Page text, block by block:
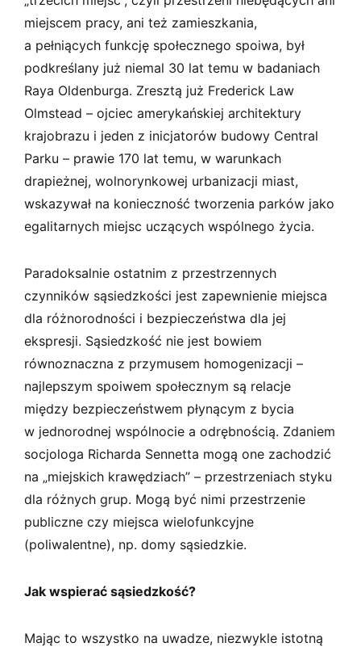
miejscem pracy, ani też zamieszkania,
a pełniących funkcję społecznego spoiwa, był
podkreślany już niemal 30 lat temu w badaniach
Raya Oldenburga. Zresztą już Frederick Law
Olmstead – ojciec amerykańskiej architektury
krajobrazu i jeden z inicjatorów budowy Central
Parku – prawie 170 lat temu, w warunkach
drapieżnej, wolnorynkowej urbanizacji miast,
wskazywał na konieczność tworzenia parków jako
egalitarnych miejsc uczących wspólnego życia.
Paradoksalnie ostatnim z przestrzennych
czynników sąsiedzkości jest zapewnienie miejsca
dla różnorodności i bezpieczeństwa dla jej
ekspresji. Sąsiedzkość nie jest bowiem
równoznaczna z przymusem homogenizacji –
najlepszym spoiwem społecznym są relacje
między bezpieczeństwem płynącym z bycia
w jednorodnej wspólnocie a odrębnością. Zdaniem
socjologa Richarda Sennetta mogą one zachodzić
na „miejskich krawędziach” – przestrzeniach styku
dla różnych grup. Mogą być nimi przestrzenie
publiczne czy miejsca wielofunkcyjne
(poliwalentne), np. domy sąsiedzkie.
Jak wspierać sąsiedzkość?
Mając to wszystko na uwadze, niezwykle istotną